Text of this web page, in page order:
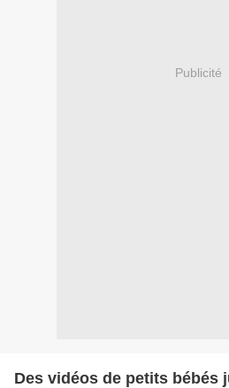
Publicité
Des vidéos de petits bébés